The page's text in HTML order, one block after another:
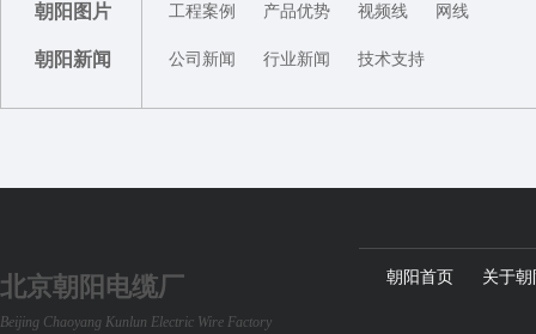
朝阳图片 工程案例 产品优势 视频线 网线
朝阳新闻 公司新闻 行业新闻 技术支持
北京朝阳电缆厂
Beijing Chaoyang Kunlun Electric Wire Factory
朝阳首页 关于朝